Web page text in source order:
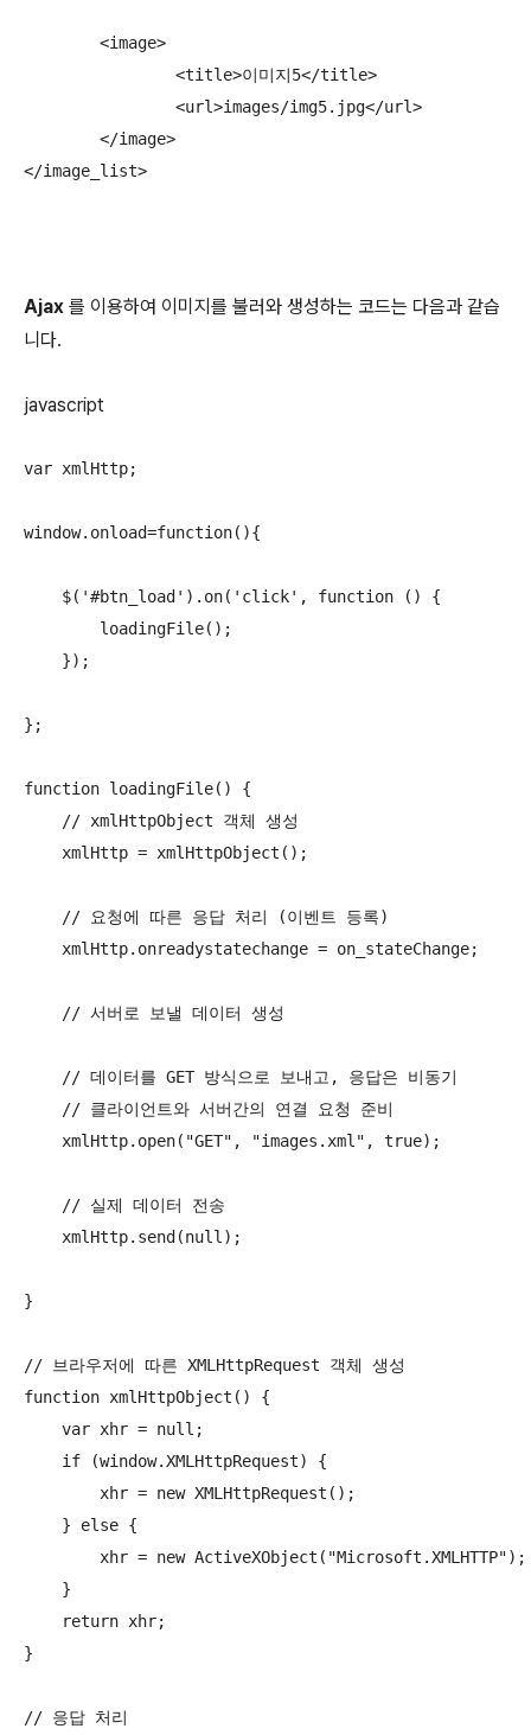
</image_list>
Ajax 를 이용하여 이미지를 불러와 생성하는 코드는 다음과 같습
니다.
javascript
var xmlHttp;
window.onload=function(){
    $('#btn_load').on('click', function () {
        loadingFile();
    });
};
function loadingFile() {
    // xmlHttpObject 객체 생성
    xmlHttp = xmlHttpObject();
    // 요청에 따른 응답 처리 (이벤트 등록)
    xmlHttp.onreadystatechange = on_stateChange;
    // 서버로 보낼 데이터 생성
    // 데이터를 GET 방식으로 보내고, 응답은 비동기
    // 클라이언트와 서버간의 연결 요청 준비
    xmlHttp.open("GET", "images.xml", true);
    // 실제 데이터 전송
    xmlHttp.send(null);
}
// 브라우저에 따른 XMLHttpRequest 객체 생성
function xmlHttpObject() {
    var xhr = null;
    if (window.XMLHttpRequest) {
        xhr = new XMLHttpRequest();
    } else {
        xhr = new ActiveXObject("Microsoft.XMLHTTP");
    }
    return xhr;
}
// 응답 처리